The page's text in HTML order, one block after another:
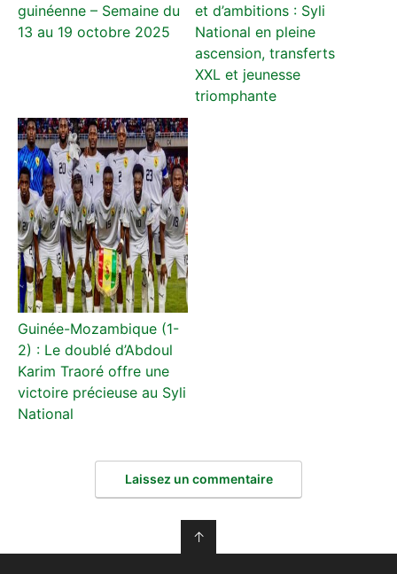
guinéenne – Semaine du
13 au 19 octobre 2025
et d’ambitions : Syli
National en pleine
ascension, transferts
XXL et jeunesse
triomphante
Guinée-Mozambique (1-
2) : Le doublé d’Abdoul
Karim Traoré offre une
victoire précieuse au Syli
National
Laissez un commentaire
↑